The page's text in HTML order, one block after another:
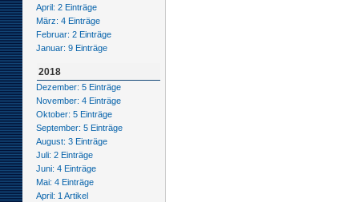
April: 2 Einträge
März: 4 Einträge
Februar: 2 Einträge
Januar: 9 Einträge
2018
Dezember: 5 Einträge
November: 4 Einträge
Oktober: 5 Einträge
September: 5 Einträge
August: 3 Einträge
Juli: 2 Einträge
Juni: 4 Einträge
Mai: 4 Einträge
April: 1 Artikel